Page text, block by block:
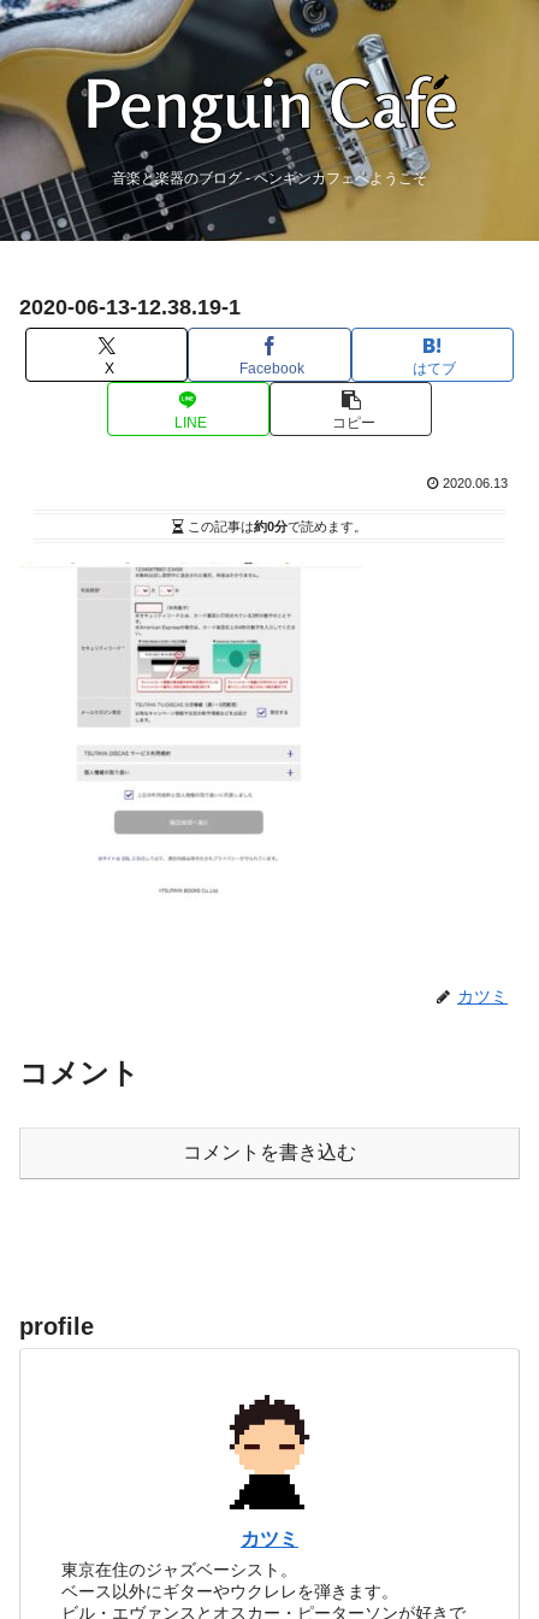
音楽と楽器のブログ - ペンギンカフェへようこそ
2020-06-13-12.38.19-1
X Facebook はてブ
LINE コピー
2020.06.13
この記事は約0分で読めます。
カツミ
コメント
コメントを書き込む
profile
カツミ
東京在住のジャズベーシスト。
ベース以外にギターやウクレレを弾きます。
ビル・エヴァンスとオスカー・ピーターソンが好きで